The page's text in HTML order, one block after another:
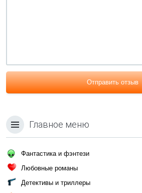
Отправить отзыв
Главное меню
Фантастика и фэнтези
Любовные романы
Детективы и триллеры